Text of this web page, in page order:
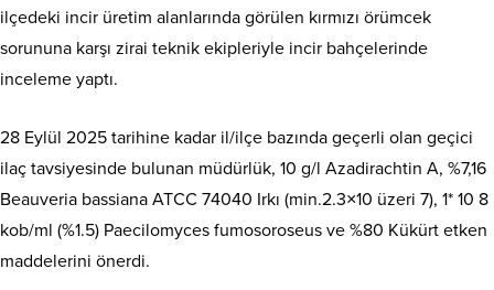
ilçedeki incir üretim alanlarında görülen kırmızı örümcek
sorununa karşı zirai teknik ekipleriyle incir bahçelerinde
inceleme yaptı.
28 Eylül 2025 tarihine kadar il/ilçe bazında geçerli olan geçici
ilaç tavsiyesinde bulunan müdürlük, 10 g/l Azadirachtin A, %7,16
Beauveria bassiana ATCC 74040 Irkı (min.2.3×10 üzeri 7), 1* 10 8
kob/ml (%1.5) Paecilomyces fumosoroseus ve %80 Kükürt etken
maddelerini önerdi.